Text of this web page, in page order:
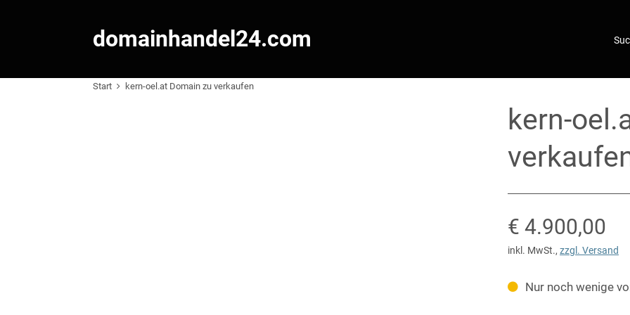
domainhandel24.com
Start kern-oel.at Domain zu verkaufen
kern-
€ 4.900,00
inkl. MwSt., zzgl. Versand
Nur noch wenige